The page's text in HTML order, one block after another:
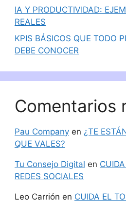
IA Y PRODUCTIVIDAD:
REALES
KPIS BÁSICOS QUE TODO
DEBE CONOCER
Comentarios
Pau Company en ¿TE
QUE VALES?
Tu Consejo Digital en
REDES SOCIALES
Leo Carrión en CUIDA EL